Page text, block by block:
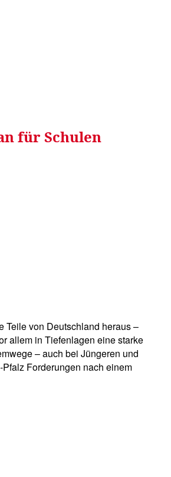
für Schulen
Teile von Deutschland heraus –
allem in Tiefenlagen eine starke
– auch bei Jüngeren und
Forderungen nach einem